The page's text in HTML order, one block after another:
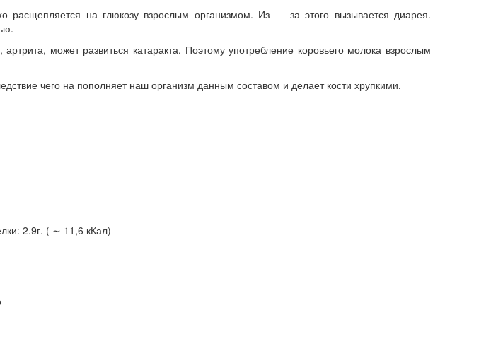
расщепляется на глюкозу взрослым организмом. Из — за этого вызывается диарея.
может развиться катаракта. Поэтому употребление коровьего молока взрослым
чего на пополняет наш организм данным составом и делает кости хрупкими.
2.9г. ( ∼ 11,6 кКал)